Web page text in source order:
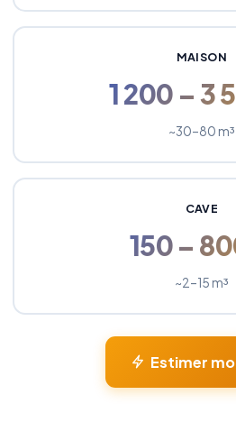
MAISON
1 200 – 3
~30–80 m³
CAVE
150 –
~2–15 m³
Estimer